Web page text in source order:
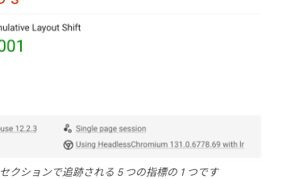
クションで追跡される 5 つの指標の 1 つです